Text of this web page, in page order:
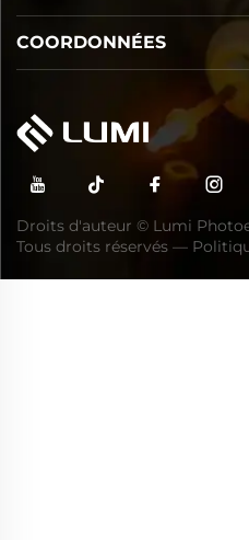
COORDONNÉES
Droits d'auteur © Lumi
Tous droits réservés —